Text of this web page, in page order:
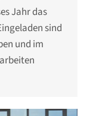
Jahr das
sind
und im